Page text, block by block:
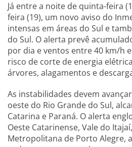
Já entre a noite de quinta-feira
feira (19), um novo aviso do
intensas em áreas do Sul e
do Sul. O alerta prevê
por dia e ventos entre 40 km/h
risco de corte de energia
árvores, alagamentos e
As instabilidades devem
oeste do Rio Grande do Sul,
Catarina e Paraná. O alerta
Oeste Catarinense, Vale do
Metropolitana de Porto Alegre,